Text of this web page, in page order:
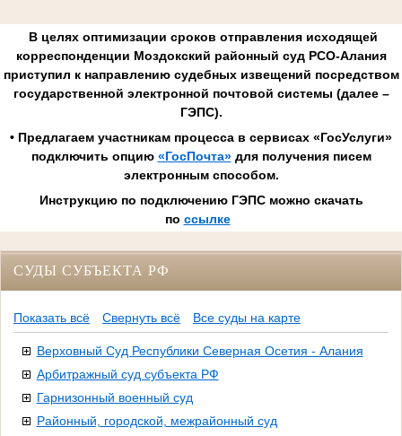
В целях оптимизации сроков отправления исходящей
корреспонденции Моздокский районный суд РСО-Алания
приступил к направлению судебных извещений посредством
государственной электронной почтовой системы (далее –
ГЭПС).
• Предлагаем участникам процесса в сервисах «ГосУслуги»
подключить опцию «ГосПочта»для получения писем
электронным способом.
Инструкцию по подключению ГЭПС можно скачать
по ссылке
СУДЫ СУБЪЕКТА РФ
Показать всё Свернуть всё Все суды на карте
Верховный Суд Республики Северная Осетия - Алания
Арбитражный суд субъекта РФ
Гарнизонный военный суд
Районный, городской, межрайонный суд